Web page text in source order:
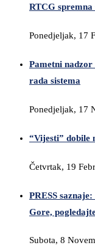
RTCG spremna
Ponedjeljak, 17
Pametni
rada sistema
Ponedjeljak, 17
“Vijesti” dobile
Četvrtak, 19
PRESS
Gore,
Subota, 8